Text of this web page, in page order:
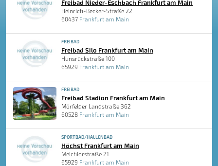
Freibad Nieder-Eschbach Frankfurt am Main
Heinrich-Becker-Straße 22
60437 Frankfurt am Main
FREIBAD
Freibad Silo Frankfurt am Main
Hunsrückstraße 100
65929 Frankfurt am Main
FREIBAD
Freibad Stadion Frankfurt am Main
Mörfelder Landstraße 362
60528 Frankfurt am Main
SPORTBAD/HALLENBAD
Höchst Frankfurt am Main
Melchiorstraße 21
65929 Frankfurt am Main